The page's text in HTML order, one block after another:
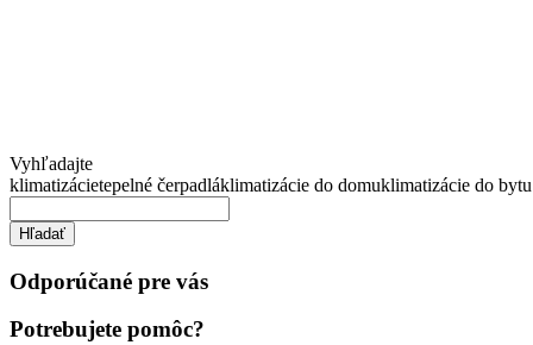
Vyhľadajte
klimatizácietepelné čerpadláklimatizácie do domuklimatizácie do bytu
Hľadať
Odporúčané pre vás
Potrebujete pomôc?